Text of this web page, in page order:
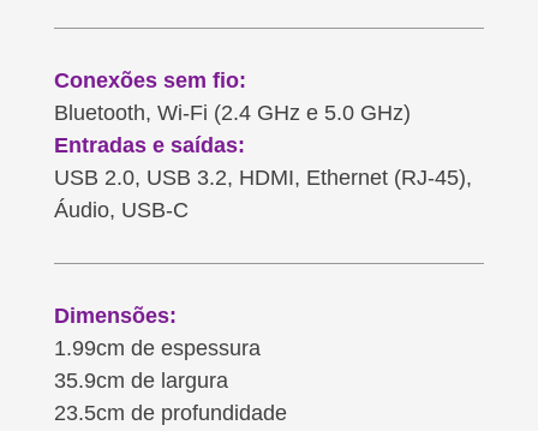
Conexões sem fio:
Bluetooth, Wi-Fi (2.4 GHz e 5.0 GHz)
Entradas e saídas:
USB 2.0, USB 3.2, HDMI, Ethernet (RJ-45),
Áudio, USB-C
Dimensões:
1.99cm de espessura
35.9cm de largura
23.5cm de profundidade